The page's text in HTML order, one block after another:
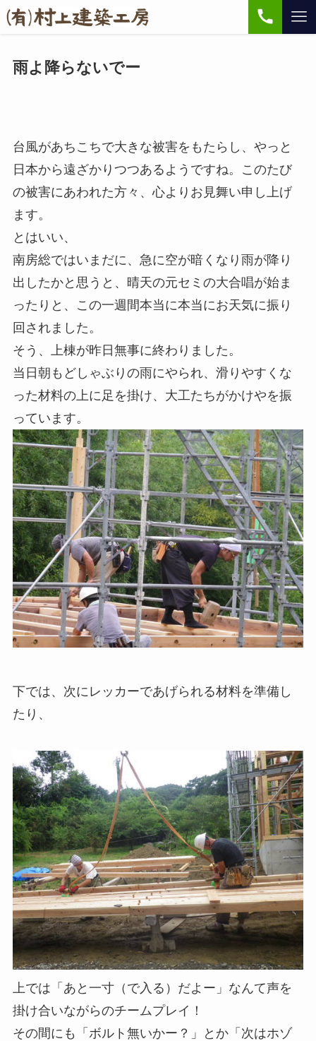
雨よ降らないでー
台風があちこちで大きな被害をもたらし、やっと
日本から遠ざかりつつあるようですね。このたび
の被害にあわれた方々、心よりお見舞い申し上げ
ます。
とはいい、
南房総ではいまだに、急に空が暗くなり雨が降り
出したかと思うと、晴天の元セミの大合唱が始ま
ったりと、この一週間本当に本当にお天気に振り
回されました。
そう、上棟が昨日無事に終わりました。
当日朝もどしゃぶりの雨にやられ、滑りやすくな
った材料の上に足を掛け、大工たちがかけやを振
っています。
下では、次にレッカーであげられる材料を準備し
たり、
上では「あと一寸（で入る）だよー」なんて声を
掛け合いながらのチームプレイ！
その間にも「ボルト無いかー？」とか「次はホゾ